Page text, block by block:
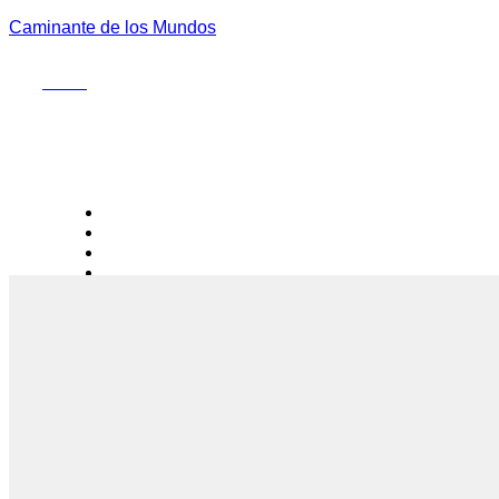
Caminante de los Mundos